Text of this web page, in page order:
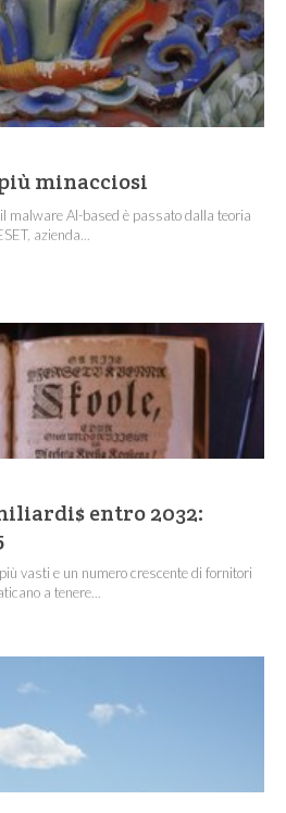
minacciosi
malware AI-based è passato dalla teoria
azienda...
entro 2032:
vasti e un numero crescente di fornitori
a tenere...